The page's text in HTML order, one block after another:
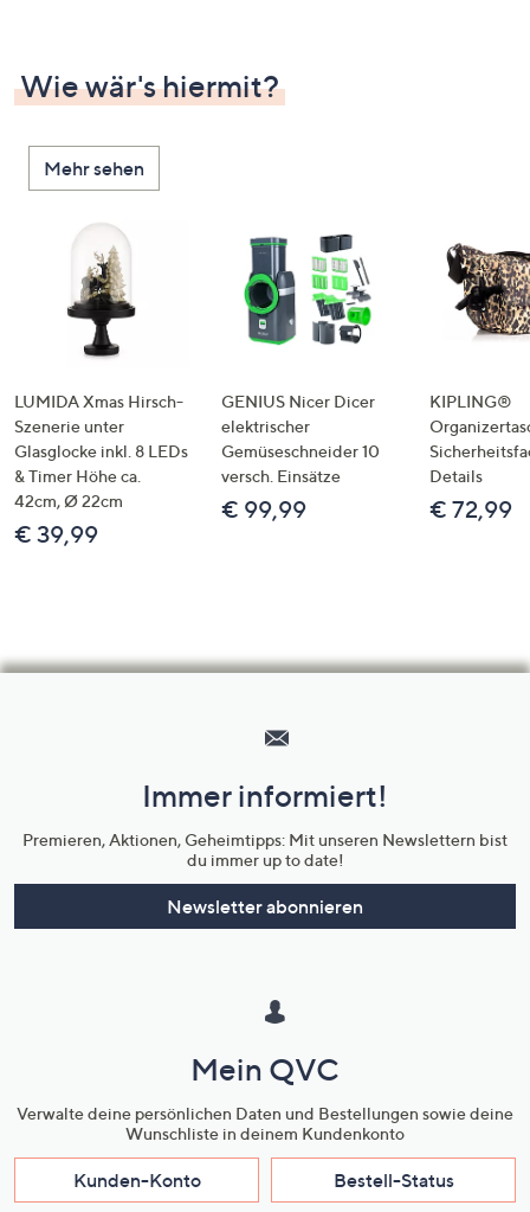
Wie wär's hiermit?
Mehr sehen
LUMIDA Xmas Hirsch-
Szenerie unter
Glasglocke inkl. 8 LEDs
& Timer Höhe ca.
42cm, Ø 22cm
€ 39,99
GENIUS Nicer Dicer
elektrischer
Gemüseschneider 10
versch. Einsätze
€ 99,99
KIPLING®
Details
€ 72,99
Unternehmensinformationen
Immer informiert!
Premieren, Aktionen, Geheimtipps: Mit unseren Newslettern bist
du immer up to date!
Newsletter abonnieren
Mein QVC
Verwalte deine persönlichen Daten und Bestellungen sowie deine
Wunschliste in deinem Kundenkonto
Kunden-Konto Bestell-Status